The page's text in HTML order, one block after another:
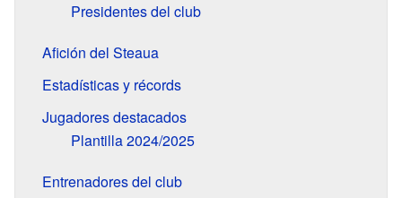
Presidentes del club
Afición del Steaua
Estadísticas y récords
Jugadores destacados
Plantilla 2024/2025
Entrenadores del club